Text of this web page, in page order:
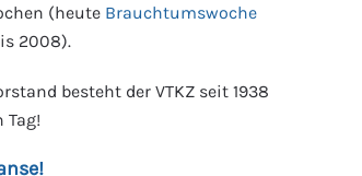
(heute Brauchtumswoche
2008).
besteht der VTKZ seit 1938
Tag!